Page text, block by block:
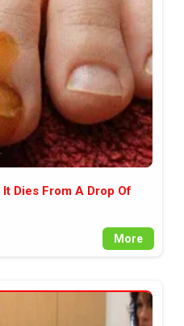
Dies From A Drop Of
More